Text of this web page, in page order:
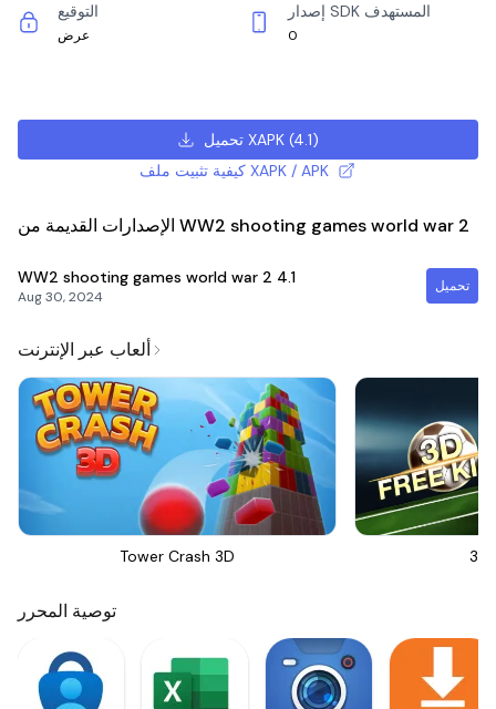
التوقيع
عرض
إصدار SDK المستهدف
0
تحميل XAPK(4.1)
كيفية تثبيت ملف XAPK / APK
الإصدارات القديمة من WW2 shooting games world war 2
WW2 shooting games world war 2 4.1
Aug 30, 2024
تحميل
ألعاب عبر الإنترنت
Tower Crash 3D 3D
توصية المحرر